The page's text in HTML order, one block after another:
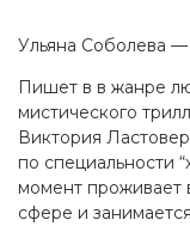
Ульяна Соболева —
Пишет в в жанре
мистического
Виктория
по специальности
момент проживает
сфере и